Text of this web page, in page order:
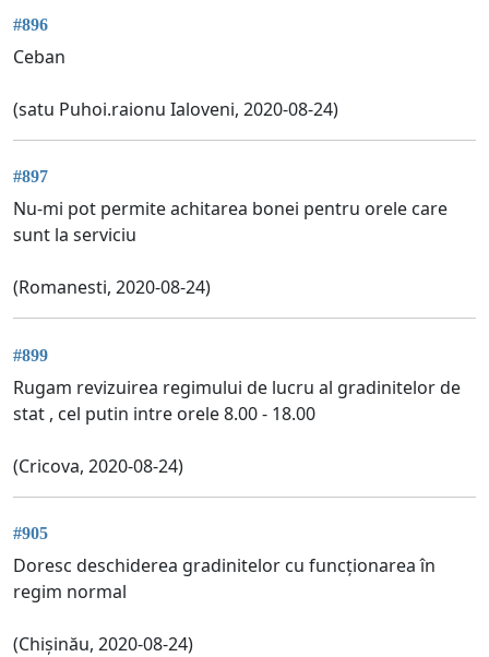
#896
Ceban
(satu Puhoi.raionu Ialoveni, 2020-08-24)
#897
Nu-mi pot permite achitarea bonei pentru orele care
sunt la serviciu
(Romanesti, 2020-08-24)
#899
Rugam revizuirea regimului de lucru al gradinitelor de
stat , cel putin intre orele 8.00 - 18.00
(Cricova, 2020-08-24)
#905
Doresc deschiderea gradinitelor cu funcționarea în
regim normal
(Chișinău, 2020-08-24)